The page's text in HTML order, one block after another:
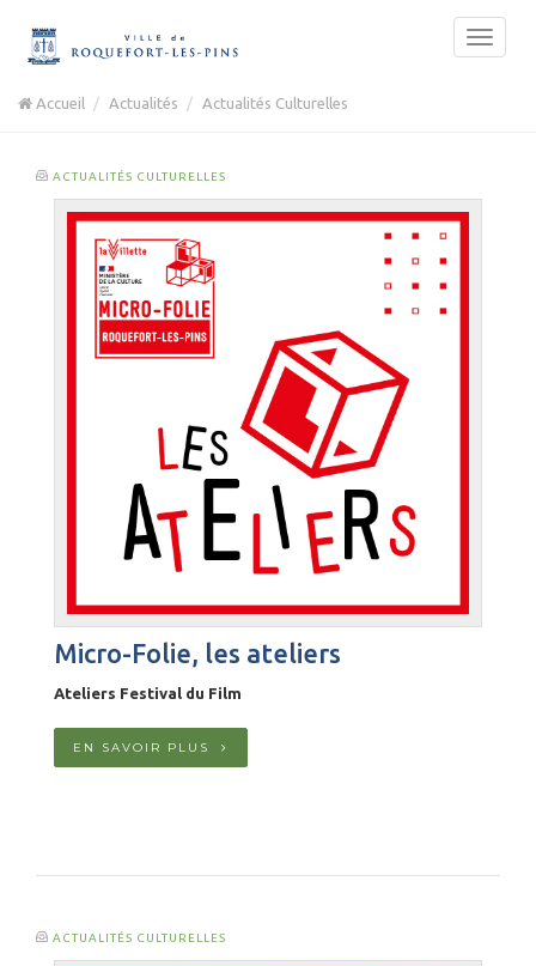
Accueil Actualités Actualités Culturelles
ACTUALITÉS CULTURELLES
Micro-Folie, les ateliers
Ateliers Festival du Film
EN SAVOIR PLUS
ACTUALITÉS CULTURELLES